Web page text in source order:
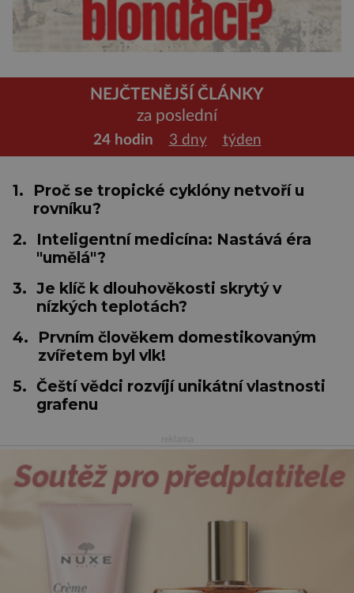
NEJČTENĚJŠÍ ČLÁNKY
za poslední
24 hodin 3 dny týden
1.
Proč se tropické cyklóny netvoří u
rovníku?
2.
Inteligentní medicína: Nastává éra
"umělá"?
3. Je klíč k dlouhověkosti skrytý v
nízkých teplotách?
4.
Prvním člověkem domestikovaným
zvířetem byl vlk!
5. Čeští vědci rozvíjí unikátní vlastnosti
grafenu